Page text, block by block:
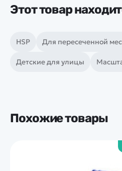
Этот товар
HSP Для пересеченной
Детские для улицы
Похожие товары